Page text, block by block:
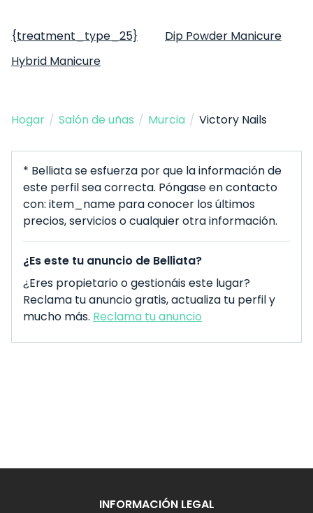
{treatment_type_25}
Dip Powder Manicure
Hybrid Manicure
Hogar / Salón de uñas / Murcia / Victory Nails
* Belliata se esfuerza por que la información de
este perfil sea correcta. Póngase en contacto
con: item_name para conocer los últimos
precios, servicios o cualquier otra información.
¿Es este tu anuncio de Belliata?
¿Eres propietario o gestionáis este lugar?
Reclama tu anuncio gratis, actualiza tu perfil y
mucho más. Reclama tu anuncio
INFORMACIÓN LEGAL